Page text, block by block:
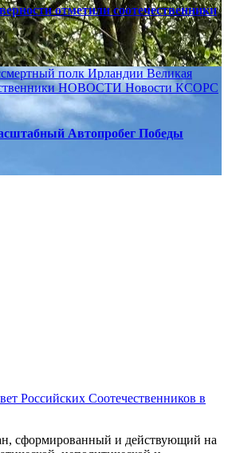
отметили соотечественники
полк ИрландииВеликая
НОВОСТИНовости КСОРС
Автопробег Победы
Российских Соотечественников в
сформированный и действующий на